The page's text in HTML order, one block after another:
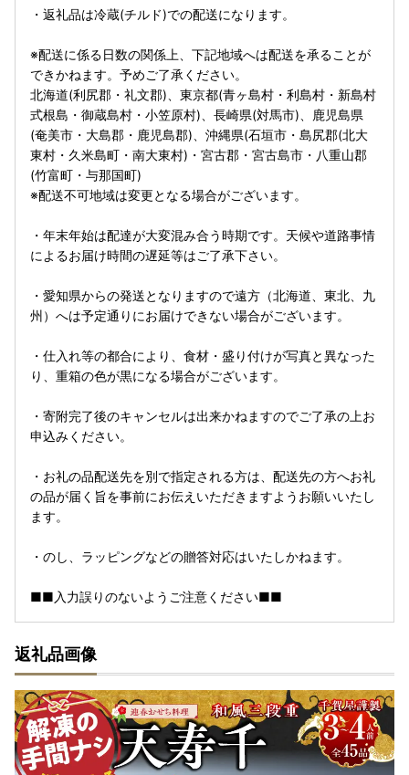
・返礼品は冷蔵(チルド)での配送になります。
※配送に係る日数の関係上、下記地域へは配送を承ることが
できかねます。予めご了承ください。
北海道(利尻郡・礼文郡)、東京都(青ヶ島村・利島村・新島村
式根島・御蔵島村・小笠原村)、長崎県(対馬市)、鹿児島県
(奄美市・大島郡・鹿児島郡)、沖縄県(石垣市・島尻郡(北大
東村・久米島町・南大東村)・宮古郡・宮古島市・八重山郡
(竹富町・与那国町)
※配送不可地域は変更となる場合がございます。
・年末年始は配達が大変混み合う時期です。天候や道路事情
によるお届け時間の遅延等はご了承下さい。
・愛知県からの発送となりますので遠方（北海道、東北、九
州）へは予定通りにお届けできない場合がございます。
・仕入れ等の都合により、食材・盛り付けが写真と異なった
り、重箱の色が黒になる場合がございます。
・寄附完了後のキャンセルは出来かねますのでご了承の上お
申込みください。
・お礼の品配送先を別で指定される方は、配送先の方へお礼
の品が届く旨を事前にお伝えいただきますようお願いいたし
ます。
・のし、ラッピングなどの贈答対応はいたしかねます。
■■入力誤りのないようご注意ください■■
返礼品画像